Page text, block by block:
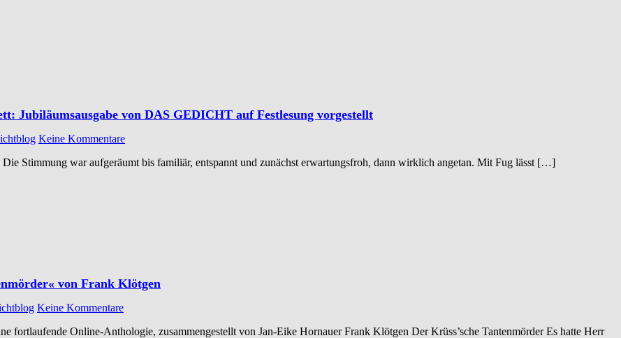
Jubiläumsausgabe von DAS GEDICHT auf Festlesung vorgestellt
Keine Kommentare
Stimmung war aufgeräumt bis familiär, entspannt und zunächst erwartungsfroh, dann wirklich angetan. Mit Fug lässt […]
von Frank Klötgen
Keine Kommentare
fortlaufende Online-Anthologie, zusammengestellt von Jan-Eike Hornauer Frank Klötgen Der Krüss’sche Tantenmörder Es hatte Herr